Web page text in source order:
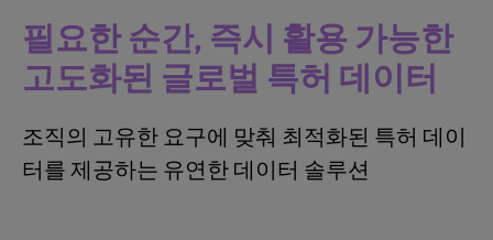
필요한 순간, 즉시 활용 가능한
고도화된 글로벌 특허 데이터
조직의 고유한 요구에 맞춰 최적화된 특허 데이
터를 제공하는 유연한 데이터 솔루션